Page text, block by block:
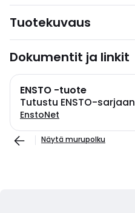
Tuotekuvaus
Dokumentit ja linkit
ENSTO -tuote
Tutustu ENSTO-sarjaan
EnstoNet
Näytä murupolku